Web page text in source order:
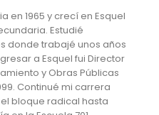
en 1965 y crecí en Esquel
Estudié
donde trabajé unos años
a Esquel fui Director
y Obras Públicas
Continué mi carrera
bloque radical hasta